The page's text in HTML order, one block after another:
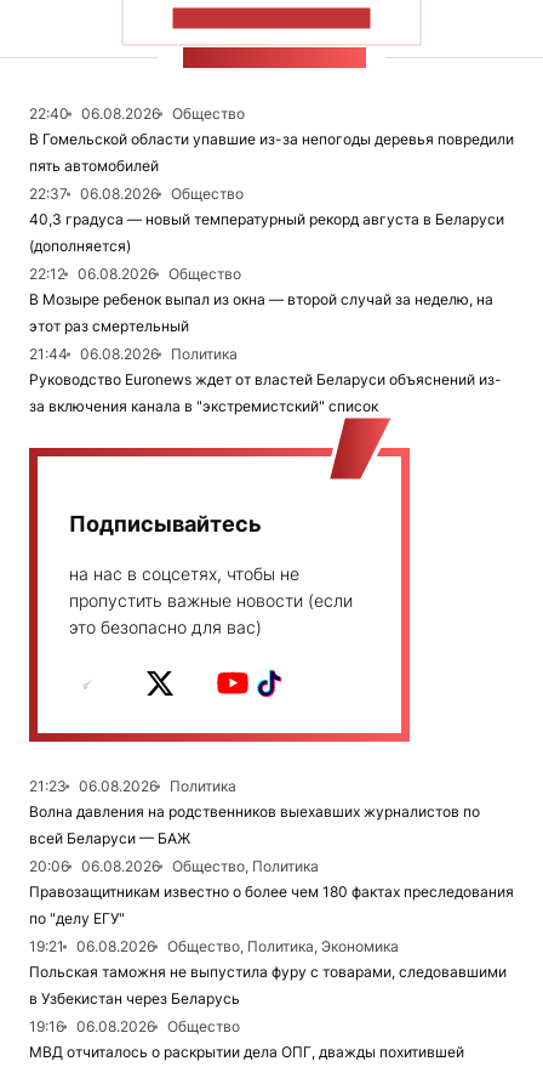
22:40 06.08.2026
Общество
В Гомельской области упавшие из-за непогоды деревья повредили
пять автомобилей
22:37
06.08.2026
Общество
40,3 градуса — новый температурный рекорд августа в Беларуси
(дополняется)
22:12
06.08.2026
Общество
В Мозыре ребенок выпал из окна — второй случай за неделю, на
этот раз смертельный
21:44
06.08.2026
Политика
Руководство Euronews ждет от властей Беларуси объяснений из-
за включения канала в "экстремистский" список
Подписывайтесь
на нас в соцсетях, чтобы не
пропустить важные новости (если
это безопасно для вас)
21:23 06.08.2026
Политика
Волна давления на родственников выехавших журналистов по
всей Беларуси — БАЖ
20:06
06.08.2026
Общество, Политика
Правозащитникам известно о более чем 180 фактах преследования
по "делу ЕГУ"
19:21
06.08.2026
Общество, Политика, Экономика
Польская таможня не выпустила фуру с товарами, следовавшими
в Узбекистан через Беларусь
19:16
06.08.2026
Общество
МВД отчиталось о раскрытии дела ОПГ, дважды похитившей